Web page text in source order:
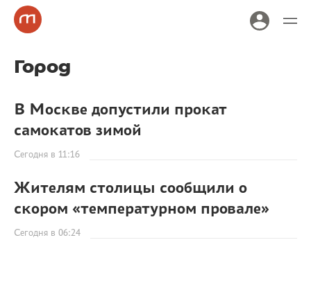
Город
В Москве допустили прокат
самокатов зимой
Сегодня в 11:16
Жителям столицы сообщили о
скором «температурном провале»
Сегодня в 06:24